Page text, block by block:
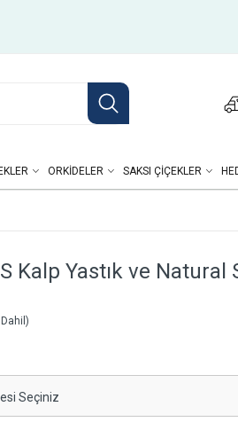
ORKIDELER SAKSI ÇIÇEKLER
Kalp Yastık ve Natural
Seçiniz